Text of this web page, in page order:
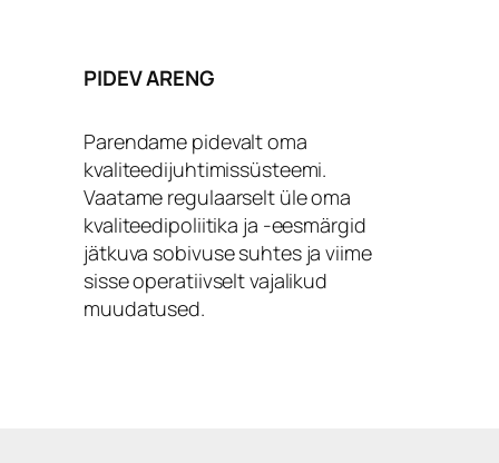
PIDEV ARENG
Parendame pidevalt oma
kvaliteedijuhtimissüsteemi.
Vaatame regulaarselt üle oma
kvaliteedipoliitika ja -eesmärgid
jätkuva sobivuse suhtes ja viime
sisse operatiivselt vajalikud
muudatused.